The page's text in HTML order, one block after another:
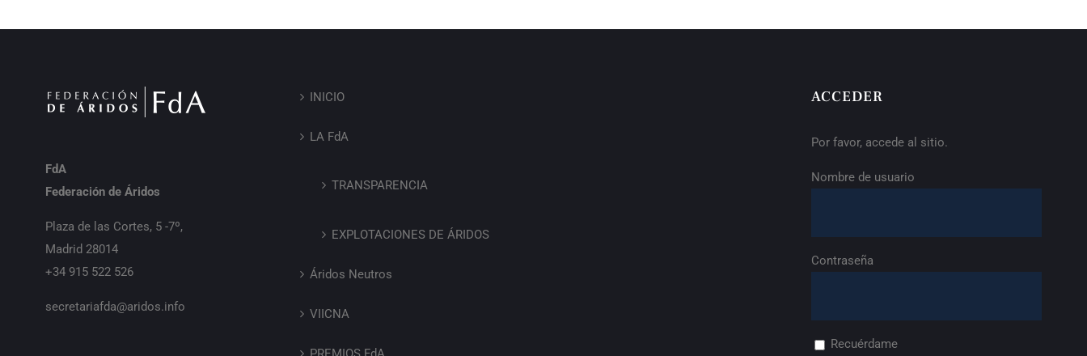
FdA
Federación de Áridos
Plaza de las Cortes, 5 -7º,
Madrid 28014
+34 915 522 526
secretariafda@aridos.info
INICIO
LA FdA
TRANSPARENCIA
EXPLOTACIONES DE ÁRIDOS
Áridos Neutros
VIICNA
ACCEDER
Por favor, accede al sitio.
Nombre de usuario
Contraseña
Recuérdame